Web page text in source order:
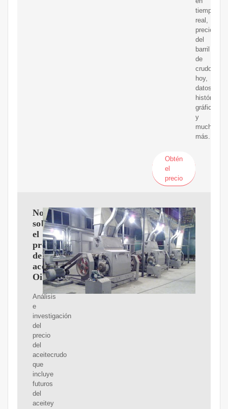
tiempo
real,
precio
del
barril
de
crudo
hoy,
datos
históricos,
gráficos
y
mucho
más.
Obtén
el
precio
Noticia
sobre
el
precio
del
aceite|
OilPrice.com
Análisis
e
investigación
del
precio
del
aceitecrudo
que
incluye
futuros
del
aceitey